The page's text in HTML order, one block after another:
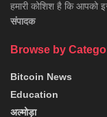
हमारी कोशिश है कि आपको
संपादक
Browse by
Bitcoin News
Education
अल्मोड़ा